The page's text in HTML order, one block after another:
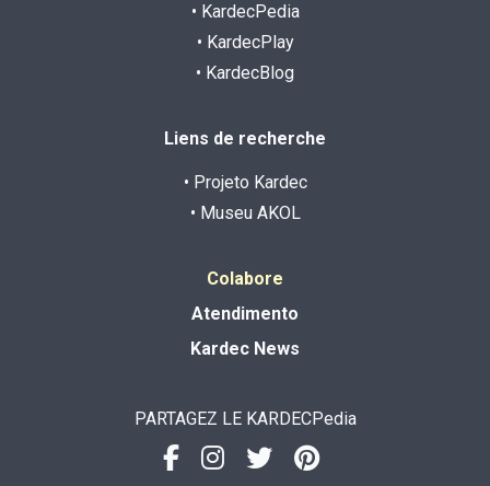
• KardecPedia
• KardecPlay
• KardecBlog
Liens de recherche
• Projeto Kardec
• Museu AKOL
Colabore
Atendimento
Kardec News
PARTAGEZ LE KARDECPedia